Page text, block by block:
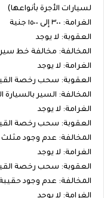
لسيارات الأجرة بأنواعها)
الغرامة: ٣٠٠ إلى ١٥٠٠ جنية
العقوبة: لا يوجد
المخالفة: مخالفة خط سير
الغرامة: لا يوجد
العقوبة: سحب رخصة
المخالفة: السير بالسيارة
الغرامة: لا يوجد
العقوبة: سحب رخصة
المخالفة: عدم وجود
الغرامة: لا يوجد
العقوبة: سحب رخصة
المخالفة: عدم وجود
الغرامة: لا يوجد